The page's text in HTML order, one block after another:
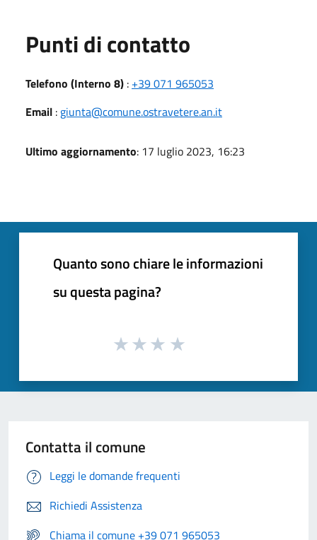
Punti di contatto
Telefono (Interno 8) : +39 071 965053
Email : giunta@comune.ostravetere.an.it
Ultimo aggiornamento: 17 luglio 2023, 16:23
Quanto sono chiare le informazioni
su questa pagina?
Contatta il comune
Leggi le domande frequenti
Richiedi Assistenza
Chiama il comune +39 071 965053